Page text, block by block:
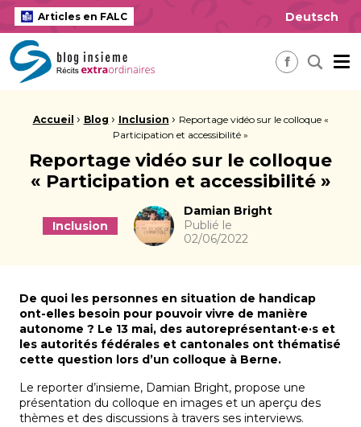
Articles en FALC Deutsch
insieme Blog Alles ausser gewöhnlich
Facebook
Fil d'Ariane :
Accueil › Blog › Inclusion › Reportage vidéo sur le colloque «
Participation et accessibilité »
Reportage vidéo sur le colloque
« Participation et accessibilité »
Inclusion
Auteur
Damian Bright
Publié le
02/06/2022
De quoi les personnes en situation de handicap
ont-elles besoin pour pouvoir vivre de manière
autonome ? Le 13 mai, des autoreprésentant·e·s et
les autorités fédérales et cantonales ont thématisé
cette question lors d’un colloque à Berne.
Le reporter d’insieme, Damian Bright, propose une
présentation du colloque en images et un aperçu des
thèmes et des discussions à travers ses interviews.